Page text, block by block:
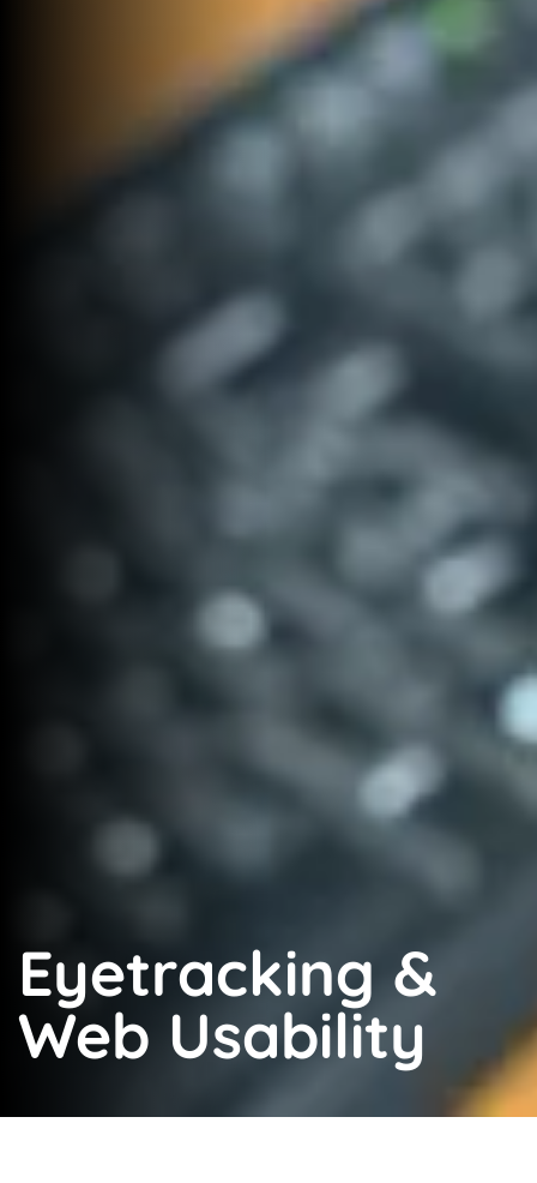
Eyetracking &
Web Usability